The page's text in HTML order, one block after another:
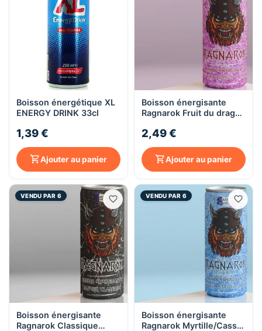
Boisson énergétique XL
ENERGY DRINK 33cl
1,39 €
Ajouter au panier
Boisson énergisante
Ragnarok Fruit du dragon
2,49 €
Ajouter au panier
VENDU PAR 6
Boisson énergisante
Ragnarok Classique
VENDU PAR 6
Boisson énergisante
Ragnarok Myrtille/Cassis